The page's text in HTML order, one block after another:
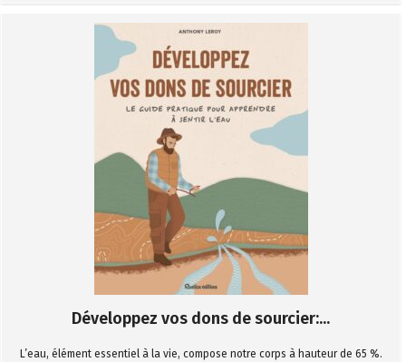
Développez vos dons de sourcier:...
L’eau, élément essentiel à la vie, compose notre corps à hauteur de 65 %.